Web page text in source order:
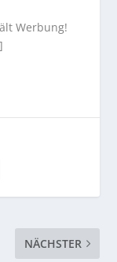
Werbung!
NÄCHSTER